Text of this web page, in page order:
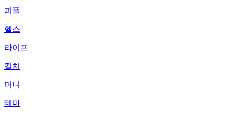
피플
헬스
라이프
컬처
머니
테마